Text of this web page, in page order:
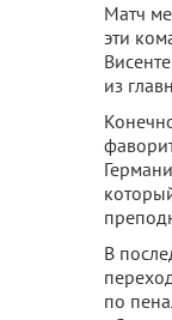
Матч
эти
из
В
по